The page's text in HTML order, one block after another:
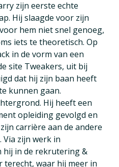
zijn eerste echte
Hij slaagde voor zijn
hem niet snel genoeg,
iets te theoretisch. Op
in de vorm van een
site Tweakers, uit bij
dat hij zijn baan heeft
kunnen gaan.
Hij heeft een
opleiding gevolgd en
carrière aan de andere
Via zijn werk in
hij in de rekrutering &
terecht, waar hij meer in